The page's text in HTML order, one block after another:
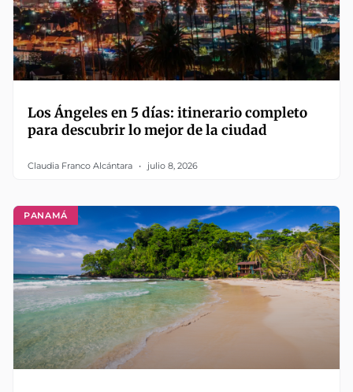
Los Ángeles en 5 días: itinerario completo
para descubrir lo mejor de la ciudad
Claudia Franco Alcántara julio 8, 2026
PANAMÁ